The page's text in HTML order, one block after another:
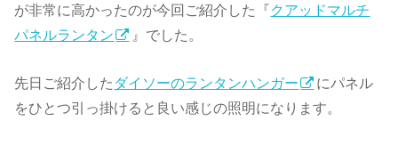
が非常に高かったのが今回ご紹介した『クアッドマルチ
パネルランタン
』でした。
先日ご紹介した ダイソーのランタンハンガー
にパネル
をひとつ引っ掛けると良い感じの照明になります。